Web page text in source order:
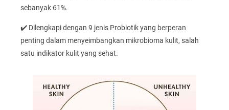
sebanyak 61%.
✔️ Dilengkapi dengan 9 jenis Probiotik yang berperan
penting dalam menyeimbangkan mikrobioma kulit, salah
satu indikator kulit yang sehat.